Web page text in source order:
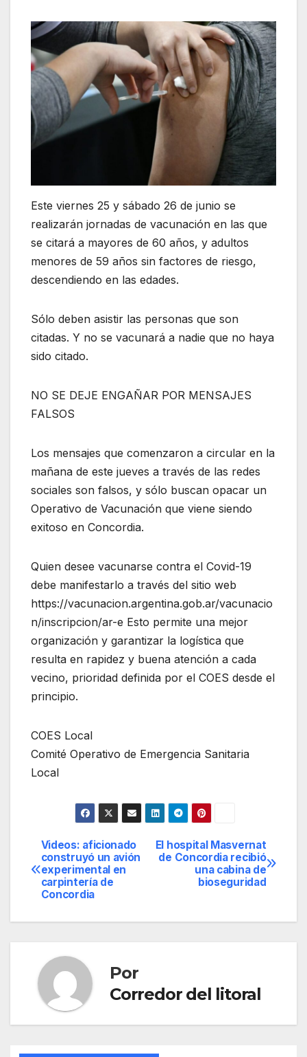
Este viernes 25 y sábado 26 de junio se
realizarán jornadas de vacunación en las que
se citará a mayores de 60 años, y adultos
menores de 59 años sin factores de riesgo,
descendiendo en las edades.
Sólo deben asistir las personas que son
citadas. Y no se vacunará a nadie que no haya
sido citado.
NO SE DEJE ENGAÑAR POR MENSAJES
FALSOS
Los mensajes que comenzaron a circular en la
mañana de este jueves a través de las redes
sociales son falsos, y sólo buscan opacar un
Operativo de Vacunación que viene siendo
exitoso en Concordia.
Quien desee vacunarse contra el Covid-19
debe manifestarlo a través del sitio web
https://vacunacion.argentina.gob.ar/vacunacio
n/inscripcion/ar-e Esto permite una mejor
organización y garantizar la logística que
resulta en rapidez y buena atención a cada
vecino, prioridad definida por el COES desde el
principio.
COES Local
Comité Operativo de Emergencia Sanitaria
Local
Navegación
de
El hospital Masvernat
de Concordia recibió
una cabina de
bioseguridad
Videos: aficionado
construyó un avión
experimental en
carpintería de
Concordia
Por
Corredor del litoral